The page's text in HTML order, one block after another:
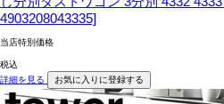
4903208043335]
当店特別価格
税込
詳細を見る
お気に入りに登録する